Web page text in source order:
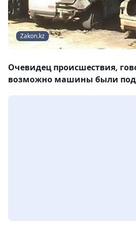
Zakon.kz
Очевидец происшествия,
возможно машины были